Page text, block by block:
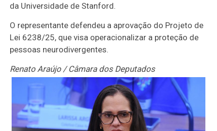
da Universidade de Stanford.
O representante defendeu a aprovação do Projeto de
Lei 6238/25, que visa operacionalizar a proteção de
pessoas neurodivergentes.
Renato Araújo / Câmara dos Deputados